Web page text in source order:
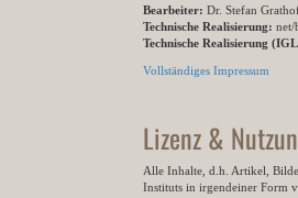
Bearbeiter: Dr. Stefan
Technische Realisierung: net/
Technische Realisierung
Vollständiges Impressum
Lizenz &
Alle Inhalte, d.h. Artikel,
Instituts in irgendeiner Form